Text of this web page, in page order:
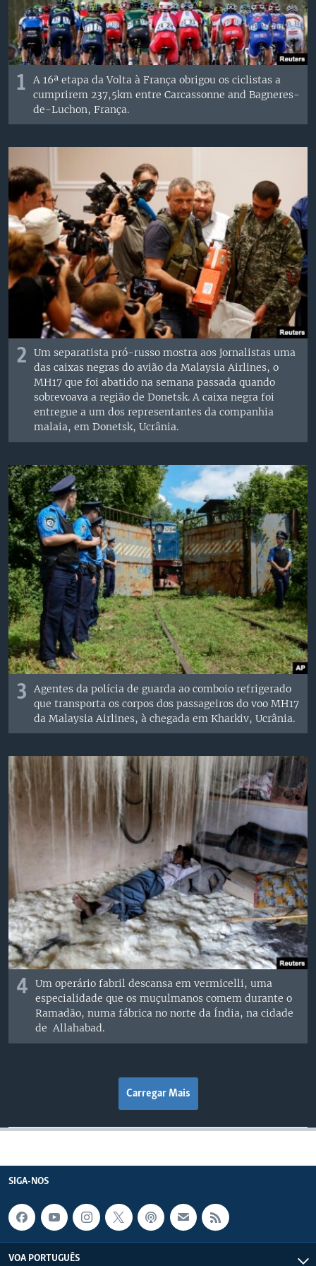
1
A 16ª etapa da Volta à França obrigou os ciclistas a
cumprirem 237,5km entre Carcassonne and Bagneres-
de-Luchon, França.
2
Um separatista pró-russo mostra aos jornalistas uma
das caixas negras do avião da Malaysia Airlines, o
MH17 que foi abatido na semana passada quando
sobrevoava a região de Donetsk. A caixa negra foi
entregue a um dos representantes da companhia
malaia, em Donetsk, Ucrânia.
3
Agentes da polícia de guarda ao comboio refrigerado
que transporta os corpos dos passageiros do voo MH17
da Malaysia Airlines, à chegada em Kharkiv, Ucrânia.
4
Um operário fabril descansa em vermicelli, uma
especialidade que os muçulmanos comem durante o
Ramadão, numa fábrica no norte da Índia, na cidade
de Allahabad.
Carregar Mais
SIGA-NOS
VOA PORTUGUÊS